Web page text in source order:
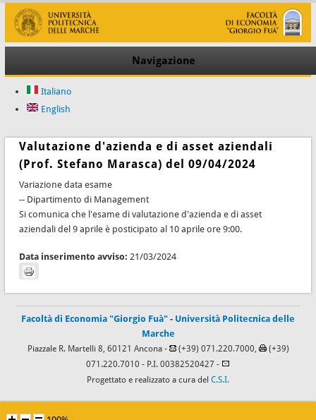
Navigazione
Italiano
English
Valutazione d'azienda e di asset aziendali
(Prof. Stefano Marasca) del 09/04/2024
Variazione data esame
-- Dipartimento di Management
Si comunica che l'esame di valutazione d'azienda e di asset
aziendali del 9 aprile è posticipato al 10 aprile ore 9:00.
Data inserimento avviso: 21/03/2024
Facoltà di Economia "Giorgio Fuà" - Università Politecnica delle
Marche
Piazzale R. Martelli 8, 60121 Ancona - (+39) 071.220.7000,
(+39)
071.220.7010 - P.I. 00382520427 -
Progettato e realizzato a cura del C.S.I.